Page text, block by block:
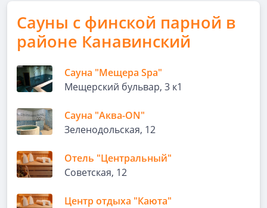
Сауны с финской парной в
районе Канавинский
Сауна "Мещера Spa"
Мещерский бульвар, 3 к1
Сауна "Аква-ON"
Зеленодольская, 12
Отель "Центральный"
Советская, 12
Центр отдыха "Каюта"